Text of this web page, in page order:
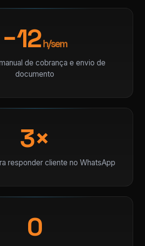
−12h/sem
de cobrança e envio de
documento
3×
responder cliente no WhatsApp
0